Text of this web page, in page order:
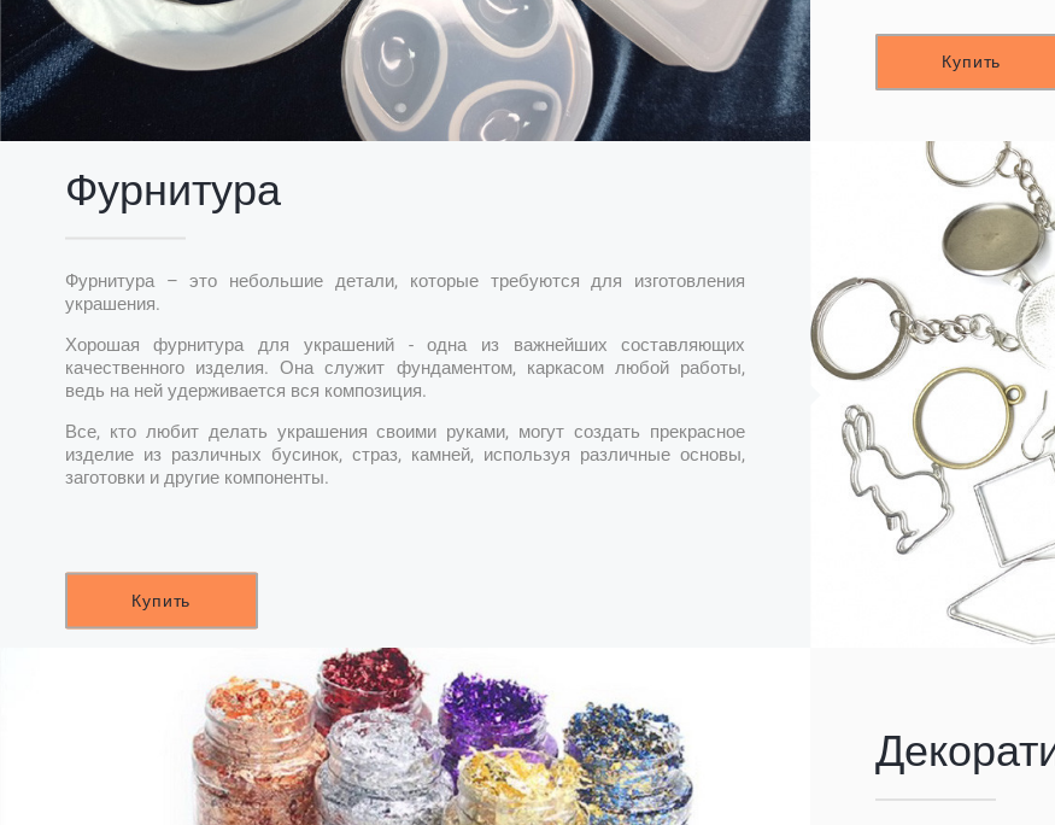
Купить
Фурнитура
Фурнитура – это небольшие детали, которые требуются для изготовления
украшения.
Хорошая фурнитура для украшений - одна из важнейших составляющих
качественного изделия. Она служит фундаментом, каркасом любой работы,
ведь на ней удерживается вся композиция.
Все, кто любит делать украшения своими руками, могут создать прекрасное
изделие из различных бусинок, страз, камней, используя различные основы,
заготовки и другие компоненты.
Купить